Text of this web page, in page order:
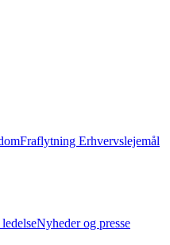
Fraflytning Erhvervslejemål
Nyheder og presse